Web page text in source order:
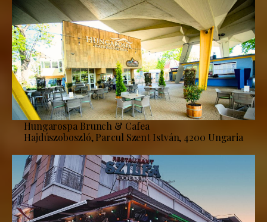
Hungarospa Brunch & Cafea
Hajdúszoboszló, Parcul Szent István, 4200 Ungaria